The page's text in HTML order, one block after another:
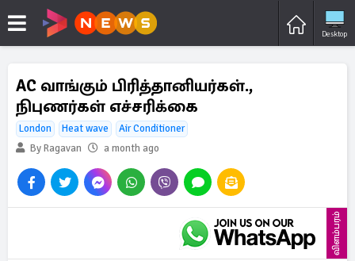
Desktop
AC வாங்கும் பிரித்தானியர்கள்.,
நிபுணர்கள் எச்சரிக்கை
London Heat wave
Air Conditioner
By Ragavan
a month ago
விளம்பரம்